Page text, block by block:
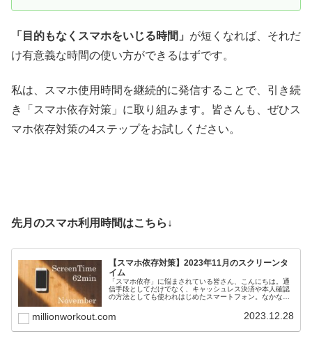
「目的もなくスマホをいじる時間」 が短くなれば、それだ
け有意義な時間の使い方ができるはずです。
私は、スマホ使用時間を継続的に発信することで、引き続
き「スマホ依存対策」に取り組みます。皆さんも、ぜひス
マホ依存対策の4ステップをお試しください。
先月のスマホ利用時間はこちら↓
【スマホ依存対策】2023年11月のスクリーンタ
イム
「スマホ依存」に悩まされている皆さん、こんにちは。通
信手段としてだけでなく、キャッシュレス決済や本人確認
の方法としても使われはじめたスマートフォン。なかなか
millionworkout.com 2023.12.28